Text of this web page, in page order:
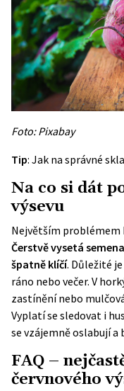
Foto: Pixabay
Tip: Jak na správné
Na co si dát
výsevu
Největším problémem
Čerstvě vysetá
špatně klíčí. Důležité
ráno nebo večer. V
zastínění nebo
Vyplatí se sledovat i
se vzájemně oslabují a
FAQ –
červnového